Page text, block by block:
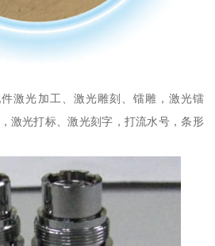
激光加工、激光雕刻、镭雕，激光镭
激光打标、激光刻字，打流水号，条形